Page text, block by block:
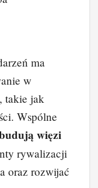
ma
w
takie jak
Wspólne
więzi
rywalizacji
oraz rozwijać